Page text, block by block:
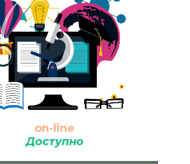
on-line
Доступно